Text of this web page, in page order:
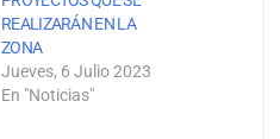
REALIZARÁN EN LA
ZONA
Jueves, 6 Julio 2023
En "Noticias"